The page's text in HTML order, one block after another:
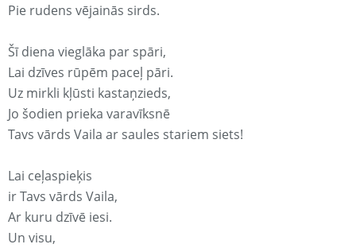
Pie rudens vējainās sirds.
Šī diena vieglāka par spāri,
Lai dzīves rūpēm paceļ pāri.
Uz mirkli kļūsti kastaņzieds,
Jo šodien prieka varavīksnē
Tavs vārds Vaila ar saules stariem siets!
Lai ceļaspieķis
ir Tavs vārds Vaila,
Ar kuru dzīvē iesi.
Un visu,